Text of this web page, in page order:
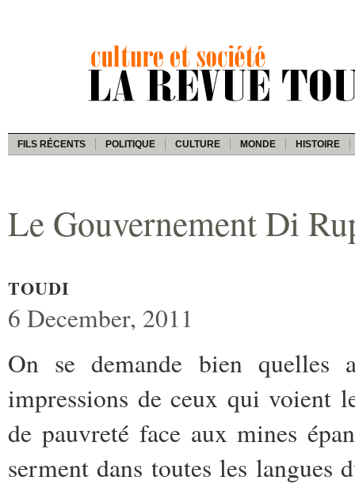
FILS RÉCENTS POLITIQUE CULTURE MONDE HISTOIRE
Le Gouvernement Di
TOUDI
6 December, 2011
On se demande bien quelles
impressions de ceux qui voient
de pauvreté face aux mines
serment dans toutes les langues